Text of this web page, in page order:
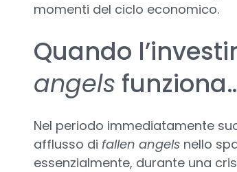
momenti del ciclo economico.
Quando
angels
Nel periodo immediatamente
afflusso di fallen angelsnello
essenzialmente, durante una